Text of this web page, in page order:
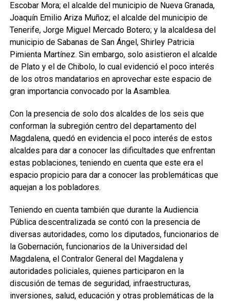
Escobar Mora; el alcalde del municipio de Nueva Granada,
Joaquín Emilio Ariza Muñoz; el alcalde del municipio de
Tenerife, Jorge Miguel Mercado Botero; y la alcaldesa del
municipio de Sabanas de San Ángel, Shirley Patricia
Pimienta Martínez. Sin embargo, solo asistieron el alcalde
de Plato y el de Chibolo, lo cual evidenció el poco interés
de los otros mandatarios en aprovechar este espacio de
gran importancia convocado por la Asamblea.
Con la presencia de solo dos alcaldes de los seis que
conforman la subregión centro del departamento del
Magdalena, quedó en evidencia el poco interés de estos
alcaldes para dar a conocer las dificultades que enfrentan
estas poblaciones, teniendo en cuenta que este era el
espacio propicio para dar a conocer las problemáticas que
aquejan a los pobladores.
Teniendo en cuenta también que durante la Audiencia
Pública descentralizada se contó con la presencia de
diversas autoridades, como los diputados, funcionarios de
la Gobernación, funcionarios de la Universidad del
Magdalena, el Contralor General del Magdalena y
autoridades policiales, quienes participaron en la
discusión de temas de seguridad, infraestructuras,
inversiones, salud, educación y otras problemáticas de la